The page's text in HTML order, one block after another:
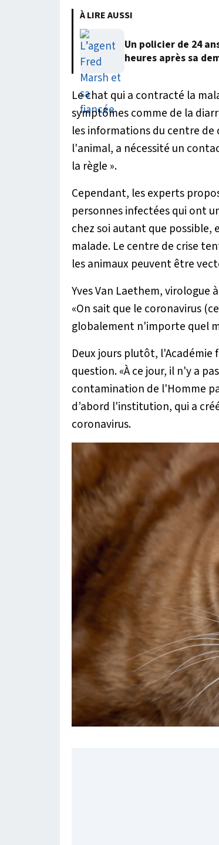
À LIRE AUSSI
Un policier de 24
heures après sa
Le chat qui a contracté la
symptômes comme de la
les informations du centre de
l'animal, a nécessité un
la règle ».
Cependant, les experts
personnes infectées qui ont
chez soi autant que possible,
malade. Le centre de crise
les animaux peuvent être
Yves Van Laethem,
«On sait que le coronavirus
globalement n'importe quel
Deux jours plutôt, l'Académie
question.«À ce jour, il n'y a
contamination de l'Homme
d’abord l'institution, qui a
coronavirus.